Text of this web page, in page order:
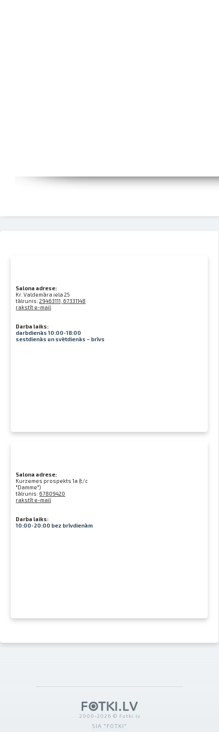
Salona adrese:
Kr. Valdemāra iela 25
tālrunis:29463111, 67331148
rakstīt e-mail
Darba laiks:
darbdienās 10:00-18:00
sestdienās un svētdienās – brīvs
Salona adrese:
Kurzemes prospekts 1a (t/c
"Damme")
tālrunis: 67809420
rakstīt e-mail
Darba laiks:
10:00-20:00 bez brīvdienām
2000-2026 © Fotki.lv
SIA "FOTKI"